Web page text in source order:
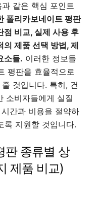
같은 핵심 포인트
폴리카보네이트 평판
점 비교, 실제 사용 후
의 제품 선택 방법, 제
소들. 이러한 정보들
평판을 효율적으로
것입니다. 특히, 건
소비자들에게 실질
간과 비용을 절약하
록 지원할 것입니다.
판 종류별 상
제품 비교)